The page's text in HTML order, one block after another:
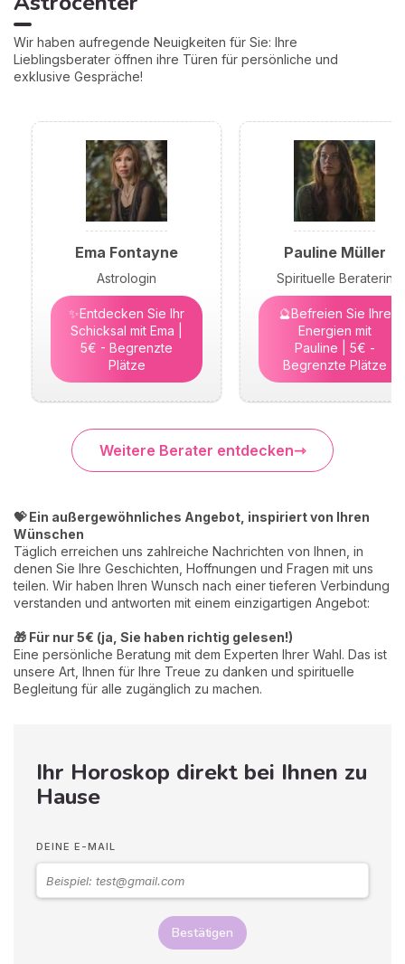
Wir haben aufregende Neuigkeiten für Sie: Ihre
Lieblingsberater öffnen ihre Türen für persönliche und
exklusive Gespräche!
Ema Fontayne
Astrologin
✨Entdecken Sie Ihr
Schicksal mit Ema |
5€ - Begrenzte
Plätze
Pauline Müller
Spirituelle Beraterin
🔮Befreien Sie Ihre
Energien mit
Pauline | 5€ -
Begrenzte Plätze
Weitere Berater entdecken
💝 Ein außergewöhnliches Angebot, inspiriert von Ihren
Wünschen
Täglich erreichen uns zahlreiche Nachrichten von Ihnen, in
denen Sie Ihre Geschichten, Hoffnungen und Fragen mit uns
teilen. Wir haben Ihren Wunsch nach einer tieferen Verbindung
verstanden und antworten mit einem einzigartigen Angebot:
🎁 Für nur 5€ (ja, Sie haben richtig gelesen!)
Eine persönliche Beratung mit dem Experten Ihrer Wahl. Das ist
unsere Art, Ihnen für Ihre Treue zu danken und spirituelle
Begleitung für alle zugänglich zu machen.
Ihr Horoskop direkt bei Ihnen zu
Hause
DEINE E-MAIL
Bestätigen